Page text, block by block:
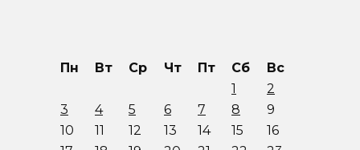
Пн Вт Ср Чт Пт Сб
Вс
1
2
3
4 5 6 7 8
9
10
11 12 13 14 15
16